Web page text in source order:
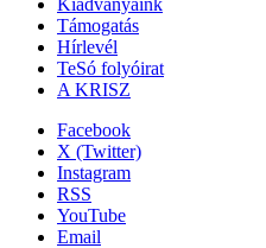
Kiadványaink
Támogatás
Hírlevél
TeSó folyóirat
A KRISZ
Facebook
X (Twitter)
Instagram
RSS
YouTube
Email